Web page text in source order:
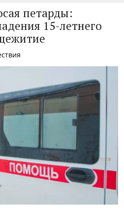
петарды:
15-летнего